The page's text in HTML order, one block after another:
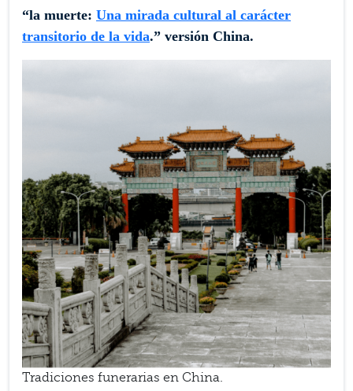
“la muerte: Una mirada cultural al carácter
transitorio de la vida.” versión China.
Tradiciones funerarias en China.